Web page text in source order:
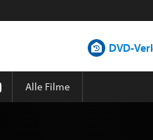
DVD-
Alle Filme